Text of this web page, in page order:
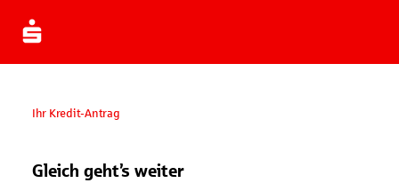
Ihr Kredit-Antrag
Gleich geht’s weiter